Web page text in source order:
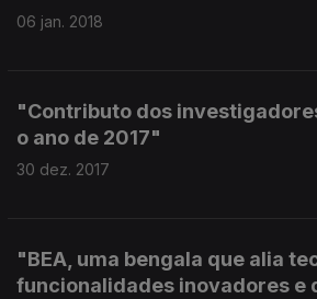
06 jan. 2018
"Contributo dos
o ano de 2017"
30 dez. 2017
"BEA, uma bengala que alia
funcionalidades inovadores e